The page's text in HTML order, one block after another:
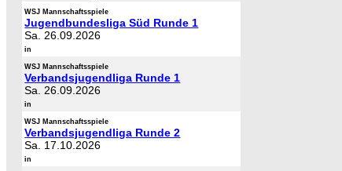
WSJ Mannschaftsspiele
Jugendbundesliga Süd Runde 1
Sa. 26.09.2026
in
WSJ Mannschaftsspiele
Verbandsjugendliga Runde 1
Sa. 26.09.2026
in
WSJ Mannschaftsspiele
Verbandsjugendliga Runde 2
Sa. 17.10.2026
in